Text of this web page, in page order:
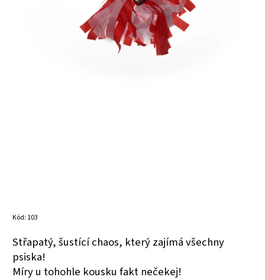
Kód: 103
Střapatý, šustící chaos, který zajímá všechny
psiska!
Míry u tohohle kousku fakt nečekej!